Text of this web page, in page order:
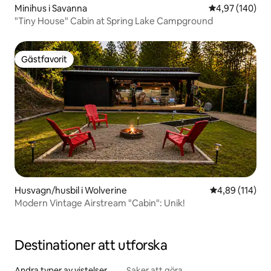
Minihus i Savanna 4,97 av 5 i
4,97 (140)
"Tiny House" Cabin at Spring Lake Campground
Gästfavorit
Gästfavorit
Husvagn/husbil i Wolverine 4,89 av 5 i
4,89 (114)
Modern Vintage Airstream "Cabin": Unik!
Destinationer att utforska